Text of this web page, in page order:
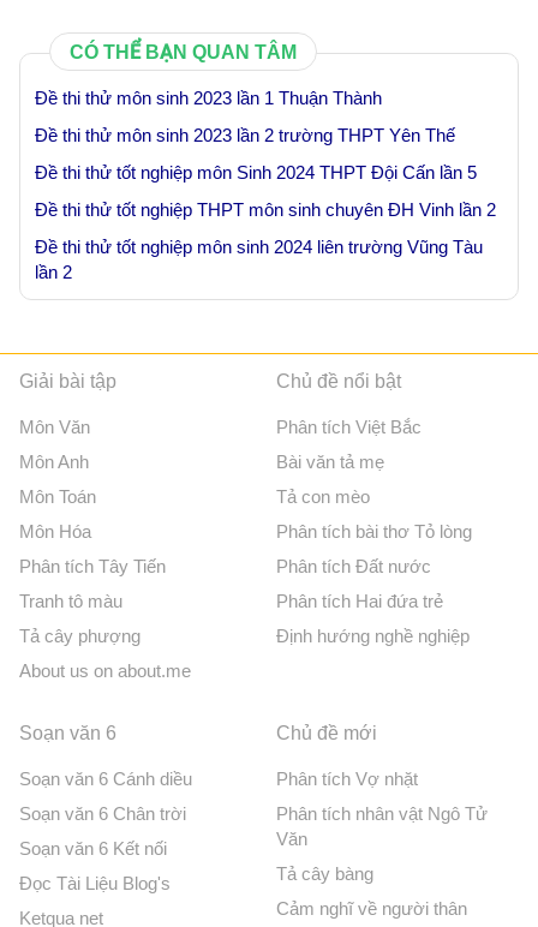
CÓ THỂ BẠN QUAN TÂM
Đề thi thử môn sinh 2023 lần 1 Thuận Thành
Đề thi thử môn sinh 2023 lần 2 trường THPT Yên Thế
Đề thi thử tốt nghiệp môn Sinh 2024 THPT Đội Cấn lần 5
Đề thi thử tốt nghiệp THPT môn sinh chuyên ĐH Vinh lần 2
Đề thi thử tốt nghiệp môn sinh 2024 liên trường Vũng Tàu
lần 2
Giải bài tập
Môn Văn
Môn Anh
Môn Toán
Môn Hóa
Phân tích Tây Tiến
Tranh tô màu
Tả cây phượng
About us on about.me
Chủ đề nổi bật
Phân tích Việt Bắc
Bài văn tả mẹ
Tả con mèo
Phân tích bài thơ Tỏ lòng
Phân tích Đất nước
Phân tích Hai đứa trẻ
Định hướng nghề nghiệp
Soạn văn 6
Soạn văn 6 Cánh diều
Soạn văn 6 Chân trời
Soạn văn 6 Kết nối
Đọc Tài Liệu Blog's
Ketqua net
Chủ đề mới
Phân tích Vợ nhặt
Phân tích nhân vật Ngô Tử
Văn
Tả cây bàng
Cảm nghĩ về người thân